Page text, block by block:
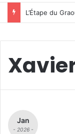
Jan
- 2026 -